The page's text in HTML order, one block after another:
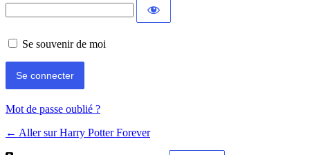
Se souvenir de moi
Mot de passe oublié ?
← Aller sur Harry Potter Forever